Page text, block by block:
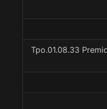
Tpo.01.08.33